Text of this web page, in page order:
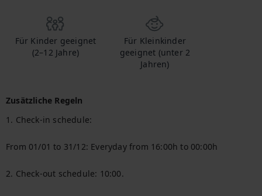
Für Kinder geeignet
(2–12 Jahre)
Für Kleinkinder
geeignet (unter 2
Jahren)
Zusätzliche Regeln
1. Check-in schedule:
From 01/01 to 31/12: Everyday from 16:00h to 00:00h
2. Check-out schedule: 10:00.